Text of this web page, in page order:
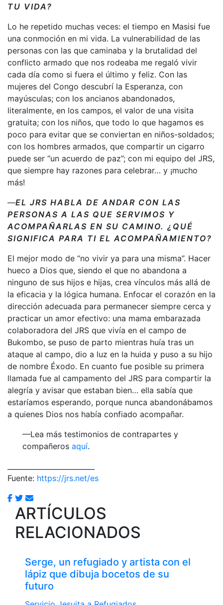
TU VIDA?
Lo he repetido muchas veces: el tiempo en Masisi fue
una conmoción en mi vida. La vulnerabilidad de las
personas con las que caminaba y la brutalidad del
conflicto armado que nos rodeaba me regaló vivir
cada día como si fuera el último y feliz. Con las
mujeres del Congo descubrí la Esperanza, con
mayúsculas; con los ancianos abandonados,
literalmente, en los campos, el valor de una visita
gratuita; con los niños, que todo lo que hagamos es
poco para evitar que se conviertan en niños-soldados;
con los hombres armados, que compartir un cigarro
puede ser “un acuerdo de paz”; con mi equipo del JRS,
que siempre hay razones para celebrar… y ¡mucho
más!
—EL JRS HABLA DE ANDAR CON LAS
PERSONAS A LAS QUE SERVIMOS Y
ACOMPAÑARLAS EN SU CAMINO. ¿QUÉ
SIGNIFICA PARA TI EL ACOMPAÑAMIENTO?
El mejor modo de “no vivir ya para una misma”. Hacer
hueco a Dios que, siendo el que no abandona a
ninguno de sus hijos e hijas, crea vínculos más allá de
la eficacia y la lógica humana. Enfocar el corazón en la
dirección adecuada para permanecer siempre cerca y
practicar un amor efectivo: una mama embarazada
colaboradora del JRS que vivía en el campo de
Bukombo, se puso de parto mientras huía tras un
ataque al campo, dio a luz en la huida y puso a su hijo
de nombre Éxodo. En cuanto fue posible su primera
llamada fue al campamento del JRS para compartir la
alegría y avisar que estaban bien… ella sabía que
estaríamos esperando, porque nunca abandonábamos
a quienes Dios nos había confiado acompañar.
—Lea más testimonios de contrapartes y
compañeros aquí.
Fuente: https://jrs.net/es
ARTÍCULOS
RELACIONADOS
Serge, un refugiado y artista con el
lápiz que dibuja bocetos de su
futuro